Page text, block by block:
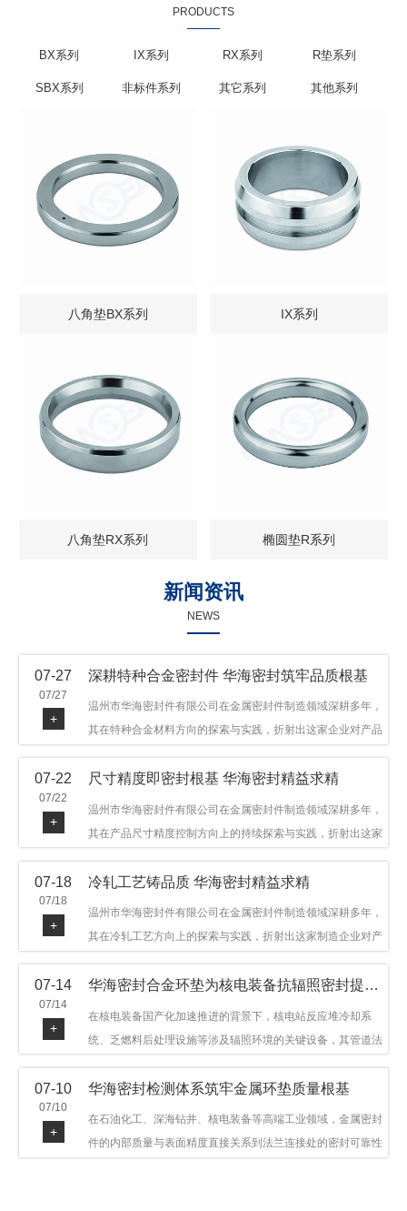
PRODUCTS
BX系列 IX系列 RX系列 R垫系列
SBX系列 非标件系列 其它系列 其他系列
八角垫BX系列 IX系列
八角垫RX系列 椭圆垫R系列
新闻资讯
NEWS
07-27
07/27
+
深耕特种合金密封件 华海密封筑牢品质根基
温州市华海密封件有限公司在金属密封件制造领域深耕多年，
其在特种合金材料方向的探索与实践，折射出这家企业对产品
品，可提供多种材质方案，在石油机械、管道法兰、采油树、
07-22
07/22
+
尺寸精度即密封根基 华海密封精益求精
温州市华海密封件有限公司在金属密封件制造领域深耕多年，
其在产品尺寸精度控制方向上的持续探索与实践，折射出这家
产品，广泛应用于石油机械、管道法兰、采油树、井口装置等
领域。本文从尺寸精度的技术内涵及企业工艺积累等角度，呈
现华海密封在该领域的务实探索与稳步发展。
07-18
07/18
+
冷轧工艺铸品质 华海密封精益求精
温州市华海密封件有限公司在金属密封件制造领域深耕多年，
其在冷轧工艺方向上的探索与实践，折射出这家制造企业对产
品，广泛应用于石油机械、管道法兰、采油树、井口装置等领
步发展。
07-14
07/14
+
华海密封合金环垫为核电装备抗辐照密封提供可靠保障
在核电装备国产化加速推进的背景下，核电站反应堆冷却系
统、乏燃料后处理设施等涉及辐照环境的关键设备，其管道法
定与密封可靠。温州市华海密封件科技有限公司深耕金属密封
领域二十余年，依托八角垫、椭圆垫及RX/BX系列高压环垫等
全系列产品，以特种合金材质体系，为核电装备抗辐照密封提
供针对性配套方案。
07-10
07/10
+
华海密封检测体系筑牢金属环垫质量根基
在石油化工、深海钻井、核电装备等高端工业领域，金属密封
件的内部质量与表面精度直接关系到法兰连接处的密封可靠性